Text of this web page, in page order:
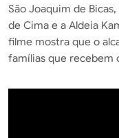
São Joaquim de
de Cima e a Aldeia
filme mostra que o
famílias que recebem